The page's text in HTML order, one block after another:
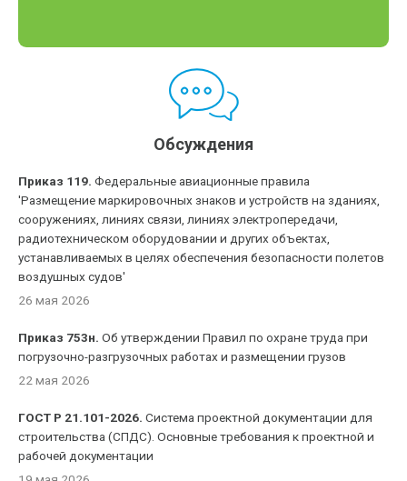
Обсуждения
Приказ 119. Федеральные авиационные правила
'Размещение маркировочных знаков и устройств на зданиях,
сооружениях, линиях связи, линиях электропередачи,
радиотехническом оборудовании и других объектах,
устанавливаемых в целях обеспечения безопасности полетов
воздушных судов'
26 мая 2026
Приказ 753н. Об утверждении Правил по охране труда при
погрузочно-разгрузочных работах и размещении грузов
22 мая 2026
ГОСТ Р 21.101-2026. Система проектной документации для
строительства (СПДС). Основные требования к проектной и
рабочей документации